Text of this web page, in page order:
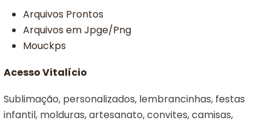
Arquivos Prontos
Arquivos em Jpge/Png
Mouckps
Acesso Vitalício
Sublimação, personalizados, lembrancinhas, festas
infantil, molduras, artesanato, convites, camisas,